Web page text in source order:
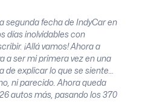
segunda fecha de IndyCar en
días inolvidables con
¡Allá vamos! Ahora a
a ser mi primera vez en una
de explicar lo que se siente…
ni parecido. Ahora queda
autos más, pasando los 370